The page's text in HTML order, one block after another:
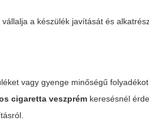
a készülék javítását és
vagy gyenge minőségű
cigaretta veszprém keresésnél